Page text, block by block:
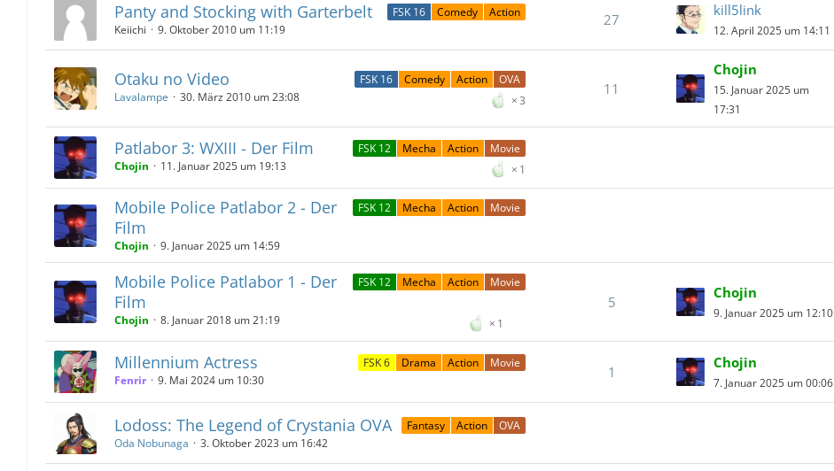
FSK 16 Comedy Action
Panty and Stocking with Garterbelt
Keiichi 9. Oktober 2010 um 11:19
27
kill5link
12. April 2025 um 14:11
FSK 16 Comedy Action OVA
Otaku no Video
3
Lavalampe 30. März 2010 um 23:08 11
Chojin
15. Januar 2025 um
17:31
FSK 12 Mecha Action Movie
Patlabor 3: WXIII - Der Film
1
Chojin 11. Januar 2025 um 19:13
FSK 12 Mecha Action Movie
Mobile Police Patlabor 2 - Der
Film
Chojin 9. Januar 2025 um 14:59
FSK 12 Mecha Action Movie
Mobile Police Patlabor 1 - Der
Film
1
Chojin 8. Januar 2018 um 21:19
5
Chojin
9. Januar 2025 um 12:10
FSK 6 Drama Action Movie
Millennium Actress
Fenrir 9. Mai 2024 um 10:30 1
Chojin
7. Januar 2025 um 00:06
Fantasy Action OVA
Lodoss: The Legend of Crystania OVA
Oda Nobunaga 3. Oktober 2023 um 16:42